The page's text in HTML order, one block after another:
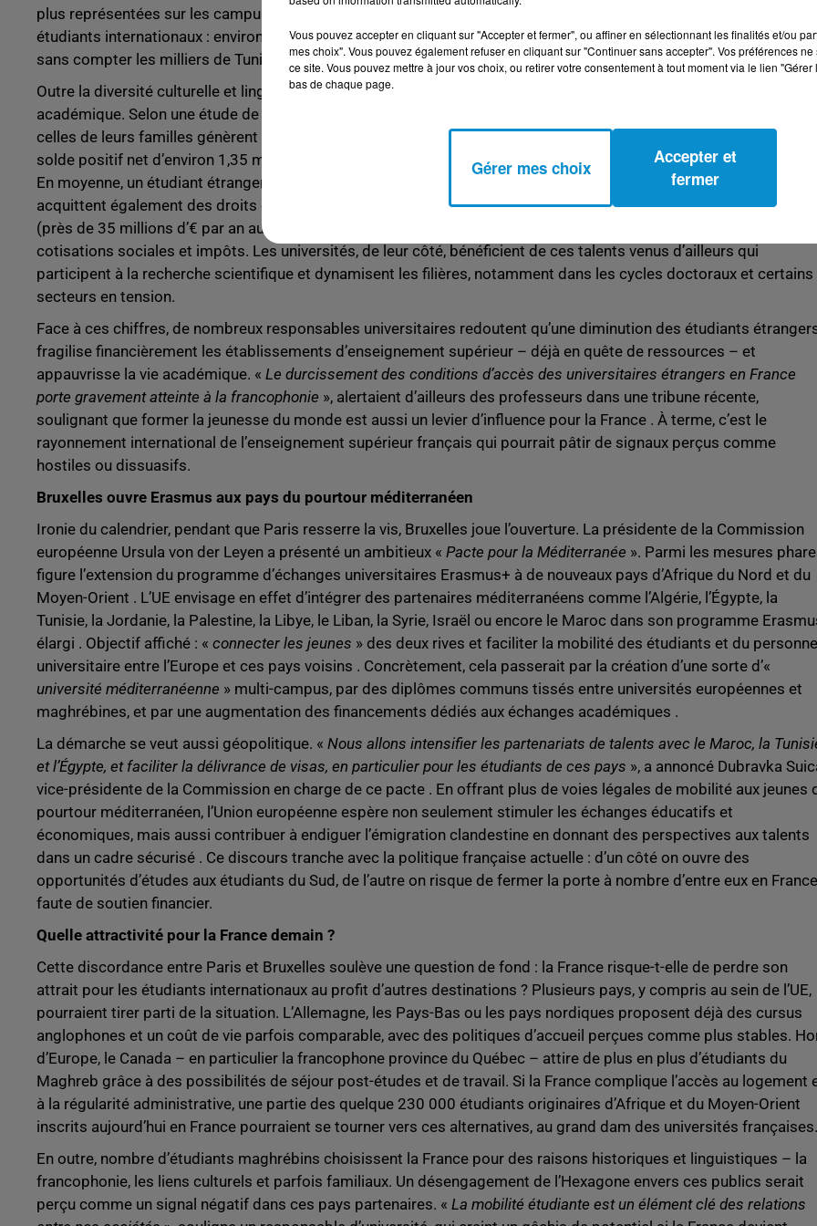
plus représentées sur les campus tricolores. À eux seuls, le Maroc et l’Algérie représentent près de 18 % des
étudiants internationaux : environ 43 300 Marocains et 34 700 Algériens étaient inscrits en France en 2023-2024 ,
sans compter les milliers de Tunisiens, de Sénégalais, de Chinois ou d’Italiens.
Outre la diversité culturelle et linguistique qu’ils apportent, ces étudiants sont une manne économique et
académique. Selon une étude de Campus France, leurs dépenses (logement, vie courante, frais de scolarité…) et
celles de leurs familles génèrent environ 5 milliards d’euros de retombées par an dans l’économie française, soit un
solde positif net d’environ 1,35 milliard d’euros si l’on déduit le coût des services publics qui leur sont consacrés .
En moyenne, un étudiant étranger dépense 867 € par mois en France, dont près de la moitié pour se loger . Ils
acquittent également des droits d’inscription souvent plus élevés et paient des frais de visa et de titre de séjour
(près de 35 millions d’€ par an au total) . Enfin, beaucoup travaillent pendant leurs études et contribuent par leurs
cotisations sociales et impôts. Les universités, de leur côté, bénéficient de ces talents venus d’ailleurs qui
participent à la recherche scientifique et dynamisent les filières, notamment dans les cycles doctoraux et certains
secteurs en tension.
Face à ces chiffres, de nombreux responsables universitaires redoutent qu’une diminution des étudiants
fragilise financièrement les établissements d’enseignement supérieur – déjà en quête de ressources – et
appauvrisse la vie académique. « Le durcissement des conditions d’accès des universitaires étrangers en France
porte gravement atteinte à la francophonie », alertaient d’ailleurs des professeurs dans une tribune récente,
soulignant que former la jeunesse du monde est aussi un levier d’influence pour la France . À terme, c’est le
rayonnement international de l’enseignement supérieur français qui pourrait pâtir de signaux perçus comme
hostiles ou dissuasifs.
Bruxelles ouvre Erasmus aux pays du pourtour méditerranéen
Ironie du calendrier, pendant que Paris resserre la vis, Bruxelles joue l’ouverture. La présidente de la Commission
européenne Ursula von der Leyen a présenté un ambitieux « Pacte pour la Méditerranée ». Parmi les mesures
figure l’extension du programme d’échanges universitaires Erasmus+ à de nouveaux pays d’Afrique du Nord et du
Moyen-Orient . L’UE envisage en effet d’intégrer des partenaires méditerranéens comme l’Algérie, l’Égypte, la
Tunisie, la Jordanie, la Palestine, la Libye, le Liban, la Syrie, Israël ou encore le Maroc dans son programme
élargi . Objectif affiché : « connecter les jeunes » des deux rives et faciliter la mobilité des étudiants et du personnel
universitaire entre l’Europe et ces pays voisins . Concrètement, cela passerait par la création d’une sorte d’«
université méditerranéenne » multi-campus, par des diplômes communs tissés entre universités européennes et
maghrébines, et par une augmentation des financements dédiés aux échanges académiques .
La démarche se veut aussi géopolitique. « Nous allons intensifier les partenariats de talents avec le Maroc, la
et l’Égypte, et faciliter la délivrance de visas, en particulier pour les étudiants de ces pays », a annoncé Dubravka
vice-présidente de la Commission en charge de ce pacte . En offrant plus de voies légales de mobilité aux jeunes
pourtour méditerranéen, l’Union européenne espère non seulement stimuler les échanges éducatifs et
économiques, mais aussi contribuer à endiguer l’émigration clandestine en donnant des perspectives aux talents
dans un cadre sécurisé . Ce discours tranche avec la politique française actuelle : d’un côté on ouvre des
opportunités d’études aux étudiants du Sud, de l’autre on risque de fermer la porte à nombre d’entre eux en France
faute de soutien financier.
Quelle attractivité pour la France demain ?
Cette discordance entre Paris et Bruxelles soulève une question de fond : la France risque-t-elle de perdre son
attrait pour les étudiants internationaux au profit d’autres destinations ? Plusieurs pays, y compris au sein de l’UE,
pourraient tirer parti de la situation. L’Allemagne, les Pays-Bas ou les pays nordiques proposent déjà des cursus
anglophones et un coût de vie parfois comparable, avec des politiques d’accueil perçues comme plus stables.
d’Europe, le Canada – en particulier la francophone province du Québec – attire de plus en plus d’étudiants du
Maghreb grâce à des possibilités de séjour post-études et de travail. Si la France complique l’accès au logement
à la régularité administrative, une partie des quelque 230 000 étudiants originaires d’Afrique et du Moyen-Orient
inscrits aujourd’hui en France pourraient se tourner vers ces alternatives, au grand dam des universités françaises.
En outre, nombre d’étudiants maghrébins choisissent la France pour des raisons historiques et linguistiques – la
francophonie, les liens culturels et parfois familiaux. Un désengagement de l’Hexagone envers ces publics serait
perçu comme un signal négatif dans ces pays partenaires. « La mobilité étudiante est un élément clé des relations
Vous pouvez accepter en cliquant sur "Accepter et fermer", ou affiner en sélectionnant les finalités et/ou
mes choix". Vous pouvez également refuser en cliquant sur "Continuer sans accepter". Vos préférences
ce site. Vous pouvez mettre à jour vos choix, ou retirer votre consentement à tout moment via le lien
bas de chaque page.
Gérer mes choix
Accepter et
fermer